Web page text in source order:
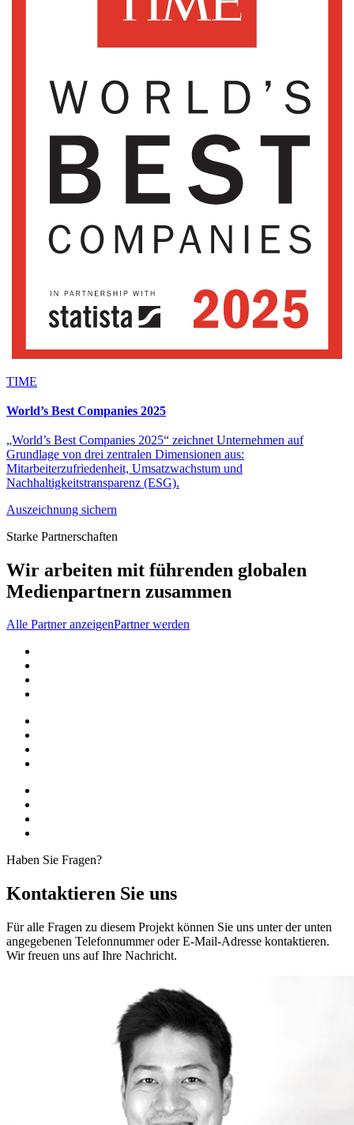
TIME
World’s Best Companies 2025
„World’s Best Companies 2025“ zeichnet Unternehmen auf
Grundlage von drei zentralen Dimensionen aus:
Mitarbeiterzufriedenheit, Umsatzwachstum und
Nachhaltigkeitstransparenz (ESG).
Auszeichnung sichern
Starke Partnerschaften
Wir arbeiten mit führenden globalen
Medienpartnern zusammen
Alle Partner anzeigenPartner werden
Haben Sie Fragen?
Kontaktieren Sie uns
Für alle Fragen zu diesem Projekt können Sie uns unter der unten
angegebenen Telefonnummer oder E-Mail-Adresse kontaktieren.
Wir freuen uns auf Ihre Nachricht.